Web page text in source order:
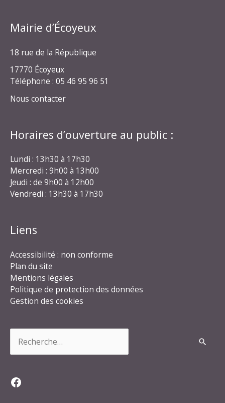
Mairie d’Écoyeux
18 rue de la République
17770 Écoyeux
Téléphone : 05 46 95 96 51
Nous contacter
Horaires d’ouverture au public :
Lundi : 13h30 à 17h30
Mercredi : 9h00 à 13h00
Jeudi : de 9h00 à 12h00
Vendredi : 13h30 à 17h30
Liens
Accessibilité : non conforme
Plan du site
Mentions légales
Politique de protection des données
Gestion des cookies
Facebook